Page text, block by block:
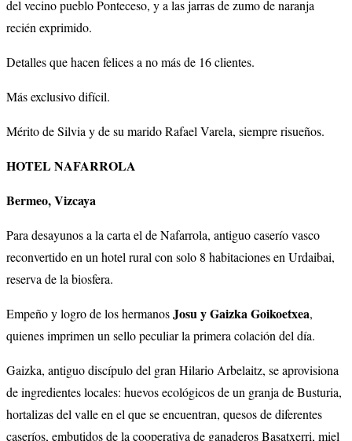
del vecino pueblo Ponteceso, y a las jarras de zumo de naranja
recién exprimido.
Detalles que hacen felices a no más de 16 clientes.
Más exclusivo difícil.
Mérito de Silvia y de su marido Rafael Varela, siempre risueños.
HOTEL NAFARROLA
Bermeo, Vizcaya
Para desayunos a la carta el de Nafarrola, antiguo caserío vasco
reconvertido en un hotel rural con solo 8 habitaciones en Urdaibai,
reserva de la biosfera.
Empeño y logro de los hermanosJosu y Gaizka Goikoetxea,
quienes imprimen un sello peculiar la primera colación del día.
Gaizka, antiguo discípulo del gran Hilario Arbelaitz, se aprovisiona
de ingredientes locales: huevos ecológicos de un granja de Busturia,
hortalizas del valle en el que se encuentran, quesos de diferentes
caseríos, embutidos de la cooperativa de ganaderos Basatxerri, miel